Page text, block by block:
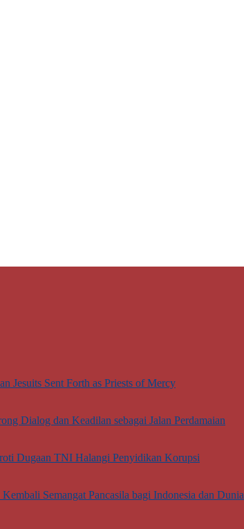
Jesuits Sent Forth as Priests of Mercy
Dialog dan Keadilan sebagai Jalan Perdamaian
Dugaan TNI Halangi Penyidikan Korupsi
Semangat Pancasila bagi Indonesia dan Dunia